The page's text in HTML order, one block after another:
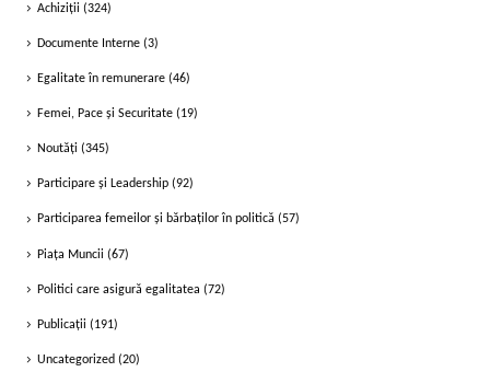
Achiziții (324)
Documente Interne (3)
Egalitate în remunerare (46)
Femei, Pace și Securitate (19)
Noutăți (345)
Participare și Leadership (92)
Participarea femeilor și bărbaților în politică (57)
Piața Muncii (67)
Politici care asigură egalitatea (72)
Publicații (191)
Uncategorized (20)